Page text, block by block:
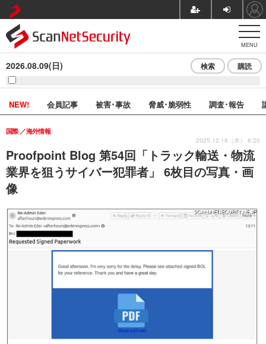
MENU
2026.08.09(日) 検索 購読
NEW! 会員記事 被害･事故 脅威･脆弱性 調査･報告
Proofpoint Blog 第54回「トラック輸送・物流
業界を狙うサイバー犯罪者」 6枚目の写真・画
像
国際 海外情報
2025.12.18（木） 8:20